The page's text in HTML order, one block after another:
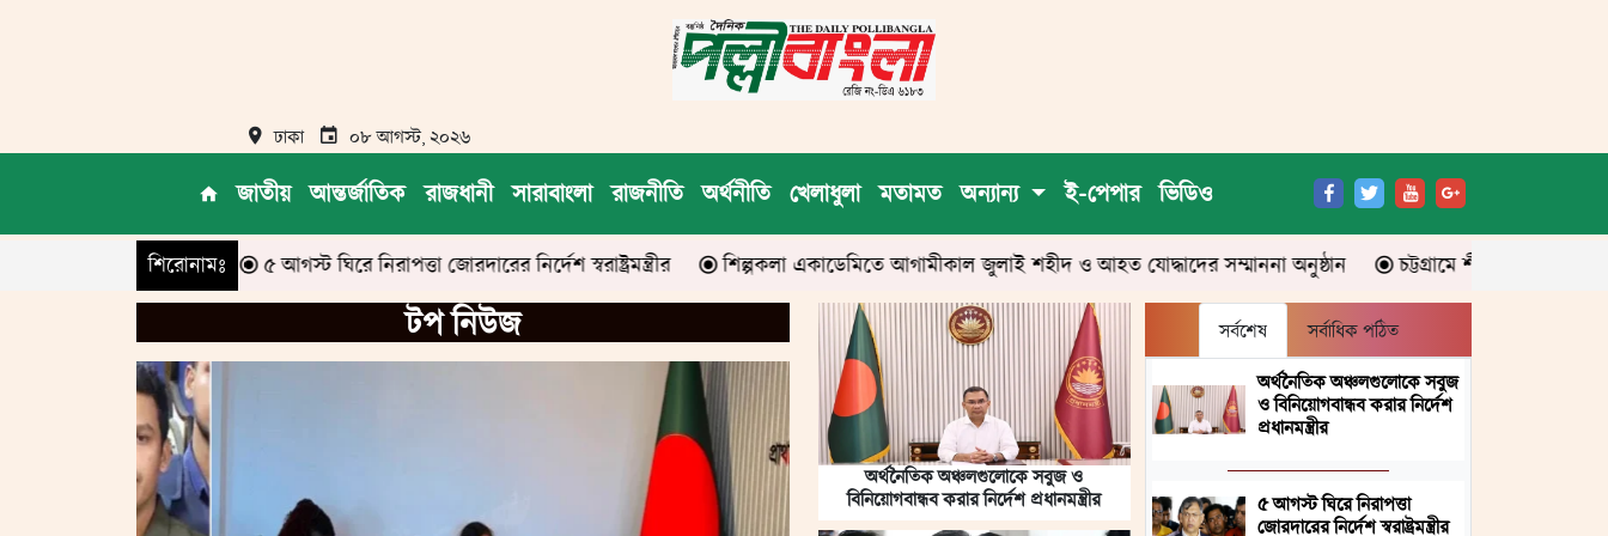
ঢাকা ০৮ আগস্ট, ২০২৬
জাতীয় আন্তর্জাতিক রাজধানী সারাবাংলা রাজনীতি অর্থনীতি খেলাধুলা মতামত অন্যান্য ই-পেপার ভিডিও
শিরোনামঃ
৫ আগস্ট ঘিরে নিরাপত্তা জোরদারের নির্দেশ স্বরাষ্ট্রমন্ত্রীর শিল্পকলা একাডেমিতে আগামীকাল জুলাই শহীদ ও আহত যোদ্ধাদের সম্মাননা অনুষ্ঠান চট্টগ্রামে শীর্ষ সন্ত্রাসী ডেভিড ইমনের ১০
টপ নিউজ
অর্থনৈতিক অঞ্চলগুলোকে সবুজ ও
বিনিয়োগবান্ধব করার নির্দেশ প্রধানমন্ত্রীর
সর্বশেষ সর্বাধিক পঠিত
অর্থনৈতিক অঞ্চলগুলোকে সবুজ
ও বিনিয়োগবান্ধব করার নির্দেশ
প্রধানমন্ত্রীর
৫ আগস্ট ঘিরে নিরাপত্তা
জোরদারের নির্দেশ স্বরাষ্ট্রমন্ত্রীর